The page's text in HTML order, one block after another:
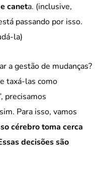
caneta. (inclusive,
passando por isso.
la)
a gestão de mudanças?
taxá-las como
precisamos
Para isso, vamos
cérebro toma cerca
decisões são